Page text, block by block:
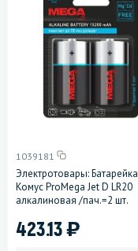
1039181
Электротовары: Батарейка
Комус ProMega Jet D LR20
алкалиновая /пач.=2 шт.
423.13)